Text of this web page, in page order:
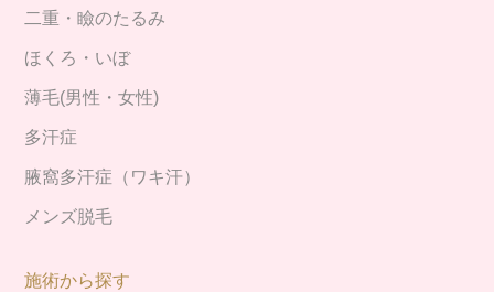
二重・瞼のたるみ
ほくろ・いぼ
薄毛(男性・女性)
多汗症
腋窩多汗症（ワキ汗）
メンズ脱毛
施術から探す